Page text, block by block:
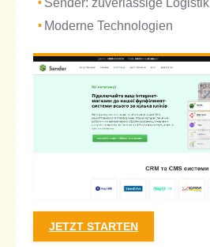
Moderne Technologien
JETZT STARTEN